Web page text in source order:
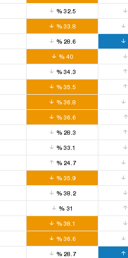
%32.5
%33.8
%28.6
%40
%34.3
%35.5
%36.8
%36.6
%28.3
%33.1
%24.7
%35.9
%38.2
%31
%38.1
%36.6
%28.7